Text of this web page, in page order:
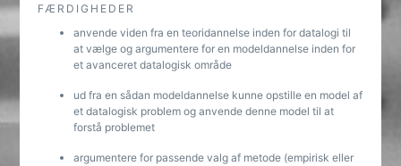
FÆRDIGHEDER
anvende viden fra en teoridannelse inden for datalogi til
at vælge og argumentere for en modeldannelse inden for
et avanceret datalogisk område
ud fra en sådan modeldannelse kunne opstille en model af
et datalogisk problem og anvende denne model til at
forstå problemet
argumentere for passende valg af metode (empirisk eller